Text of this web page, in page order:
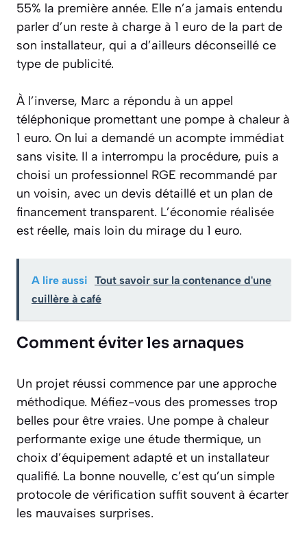
55% la première année. Elle n’a jamais entendu
parler d’un reste à charge à 1 euro de la part de
son installateur, qui a d’ailleurs déconseillé ce
type de publicité.
À l’inverse, Marc a répondu à un appel
téléphonique promettant une pompe à chaleur à
1 euro. On lui a demandé un acompte immédiat
sans visite. Il a interrompu la procédure, puis a
choisi un professionnel RGE recommandé par
un voisin, avec un devis détaillé et un plan de
financement transparent. L’économie réalisée
est réelle, mais loin du mirage du 1 euro.
A lire aussi Tout savoir sur la contenance d'une
cuillère à café
Comment éviter les arnaques
Un projet réussi commence par une approche
méthodique. Méfiez-vous des promesses trop
belles pour être vraies. Une pompe à chaleur
performante exige une étude thermique, un
choix d’équipement adapté et un installateur
qualifié. La bonne nouvelle, c’est qu’un simple
protocole de vérification suffit souvent à écarter
les mauvaises surprises.